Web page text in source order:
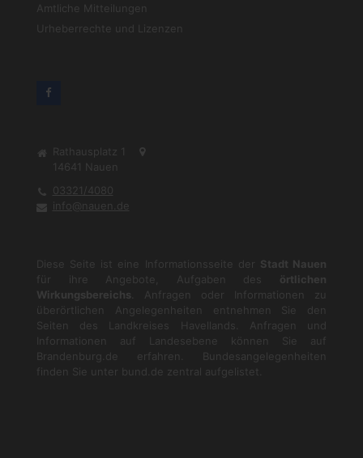
Amtliche Mitteilungen
Urheberrechte und Lizenzen
Rathausplatz 1
14641
Nauen
03321/4080
info@nauen.de
Diese Seite ist eine Informationsseite der Stadt Nauen
für ihre Angebote, Aufgaben des örtlichen
Wirkungsbereichs . Anfragen oder Informationen zu
überörtlichen Angelegenheiten entnehmen Sie den
Seiten des Landkreises Havellands. Anfragen und
Informationen auf Landesebene können Sie auf
Brandenburg.de
erfahren. Bundesangelegenheiten
finden Sie unter
bund.de zentral aufgelistet.